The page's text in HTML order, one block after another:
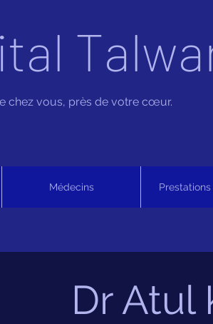
chez vous, près de votre cœur.
Médecins
Dr Atul